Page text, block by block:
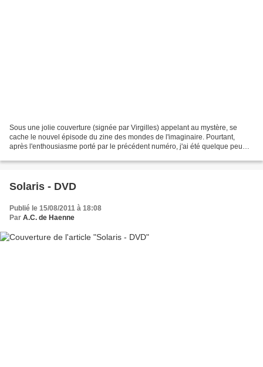
Sous une jolie couverture (signée par Virgilles) appelant au mystère, se
cache le nouvel épisode du zine des mondes de l'imaginaire. Pourtant,
après l'enthousiasme porté par le précédent numéro, j'ai été quelque peu
Solaris - DVD
Publié le 15/08/2011 à 18:08
Par A.C. de Haenne